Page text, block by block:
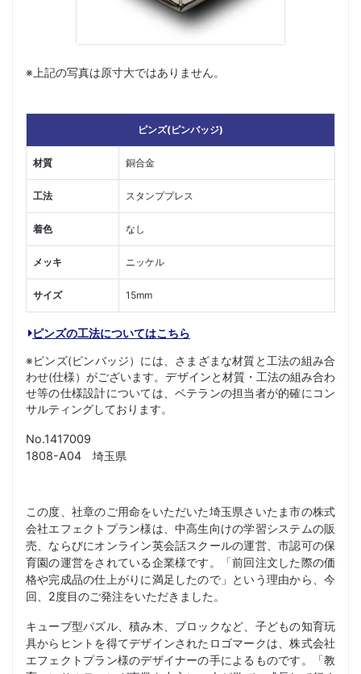
※上記の写真は原寸大ではありません。
ピンズ(ピンバッジ)
材質 銅合金
工法 スタンププレス
着色 なし
メッキ ニッケル
サイズ 15mm
ピンズの工法についてはこちら
※ピンズ(ピンバッジ）には、さまざまな材質と工法の組み合
わせ(仕様）がございます。デザインと材質・工法の組み合わ
せ等の仕様設計については、ベテランの担当者が的確にコン
サルティングしております。
No.1417009
1808-A04 埼玉県
この度、社章のご用命をいただいた埼玉県さいたま市の株式
会社エフェクトプラン様は、中高生向けの学習システムの販
売、ならびにオンライン英会話スクールの運営、市認可の保
育園の運営をされている企業様です。「前回注文した際の価
格や完成品の仕上がりに満足したので」という理由から、今
回、2度目のご発注をいただきました。
キューブ型パズル、積み木、ブロックなど、子どもの知育玩
具からヒントを得てデザインされたロゴマークは、株式会社
エフェクトプラン様のデザイナーの手によるものです。「教